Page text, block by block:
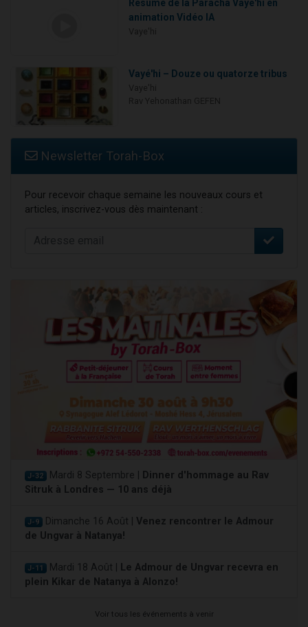
Résumé de la Paracha Vayé'hi en
animation Vidéo IA
Vayé'hi – Douze ou quatorze tribus
Newsletter Torah-Box
Pour recevoir chaque semaine les nouveaux cours et
articles, inscrivez-vous dès maintenant :
J-32 Mardi 8 Septembre |
Dinner d'hommage au Rav
Sitruk à Londres — 10 ans déjà
J-9 Dimanche 16 Août | Venez rencontrer le Admour
de Ungvar à Natanya!
J-11 Mardi 18 Août |
Le Admour de Ungvar recevra en
plein Kikar de Natanya à Alonzo!
Voir tous les événements à venir